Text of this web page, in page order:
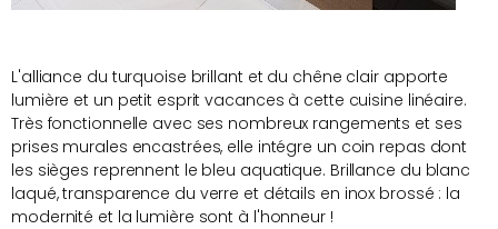
L'alliance du turquoise brillant et du chêne clair apporte
lumière et un petit esprit vacances à cette cuisine linéaire.
Très fonctionnelle avec ses nombreux rangements et ses
prises murales encastrées, elle intégre un coin repas dont
les sièges reprennent le bleu aquatique. Brillance du blanc
laqué, transparence du verre et détails en inox brossé : la
modernité et la lumière sont à l'honneur !